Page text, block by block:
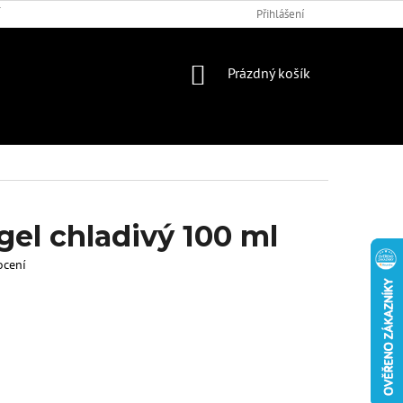
Přihlášení
NÁKUPNÍ
Prázdný košík
chladivý 100 ml